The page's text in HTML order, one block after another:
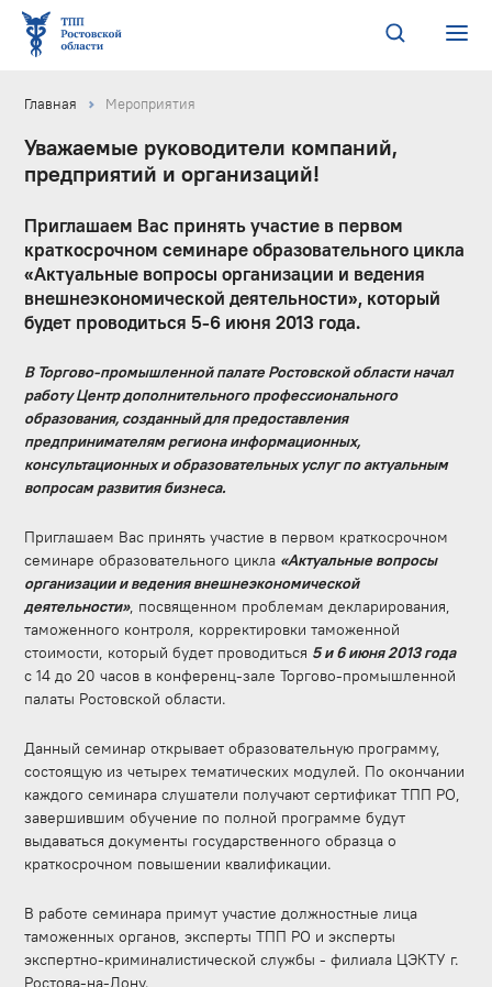
Главная Мероприятия
Уважаемые руководители компаний,
предприятий и организаций!
Приглашаем Вас принять участие в первом
краткосрочном семинаре образовательного цикла
«Актуальные вопросы организации и ведения
внешнеэкономической деятельности», который
будет проводиться 5-6 июня 2013 года.
В Торгово-промышленной палате Ростовской области начал
работу Центр дополнительного профессионального
образования, созданный для предоставления
предпринимателям региона информационных,
консультационных и образовательных услуг по актуальным
вопросам развития бизнеса.
Приглашаем Вас принять участие в первом краткосрочном
семинаре образовательного цикла «Актуальные вопросы
организации и ведения внешнеэкономической
деятельности», посвященном проблемам декларирования,
таможенного контроля, корректировки таможенной
стоимости, который будет проводиться 5 и 6 июня 2013 года
с 14 до 20 часов в конференц-зале Торгово-промышленной
палаты Ростовской области.
Данный семинар открывает образовательную программу,
состоящую из четырех тематических модулей. По окончании
каждого семинара слушатели получают сертификат ТПП РО,
завершившим обучение по полной программе будут
выдаваться документы государственного образца о
краткосрочном повышении квалификации.
В работе семинара примут участие должностные лица
таможенных органов, эксперты ТПП РО и эксперты
экспертно-криминалистической службы - филиала ЦЭКТУ г.
Ростова-на-Дону.